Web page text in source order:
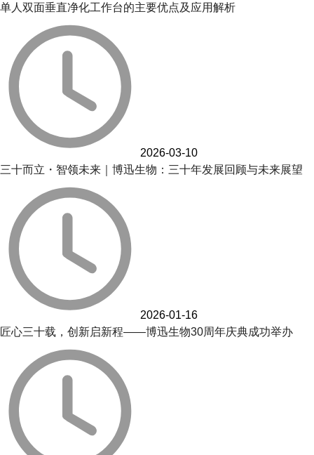
单人双面垂直净化工作台的主要优点及应用解析
2026-03-10
三十而立・智领未来｜博迅生物：三十年发展回顾与未来展望
2026-01-16
匠心三十载，创新启新程——博迅生物30周年庆典成功举办